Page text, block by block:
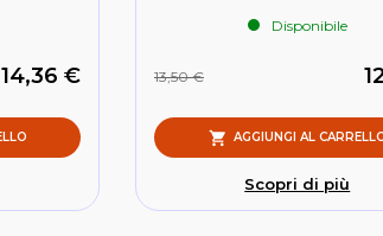
14,36 €
Disponibile
13,50 €
AGGIUNGI AL
Scopri di più